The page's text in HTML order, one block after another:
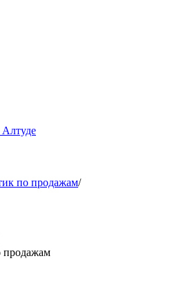
по продажам/
продажам